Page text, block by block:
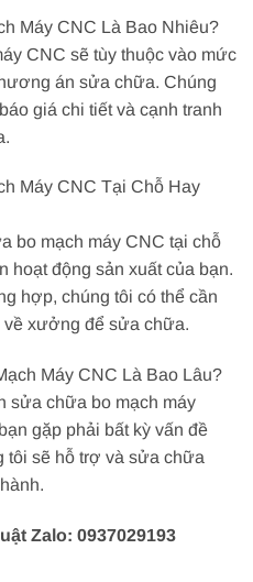
Máy CNC Là Bao Nhiêu?
CNC sẽ tùy thuộc vào mức
án sửa chữa. Chúng
giá chi tiết và cạnh tranh
Máy CNC Tại Chỗ Hay
bo mạch máy CNC tại chỗ
hoạt động sản xuất của bạn.
hợp, chúng tôi có thể cần
về xưởng để sửa chữa.
Máy CNC Là Bao Lâu?
sửa chữa bo mạch máy
gặp phải bất kỳ vấn đề
tôi sẽ hỗ trợ và sửa chữa
Zalo: 0937029193